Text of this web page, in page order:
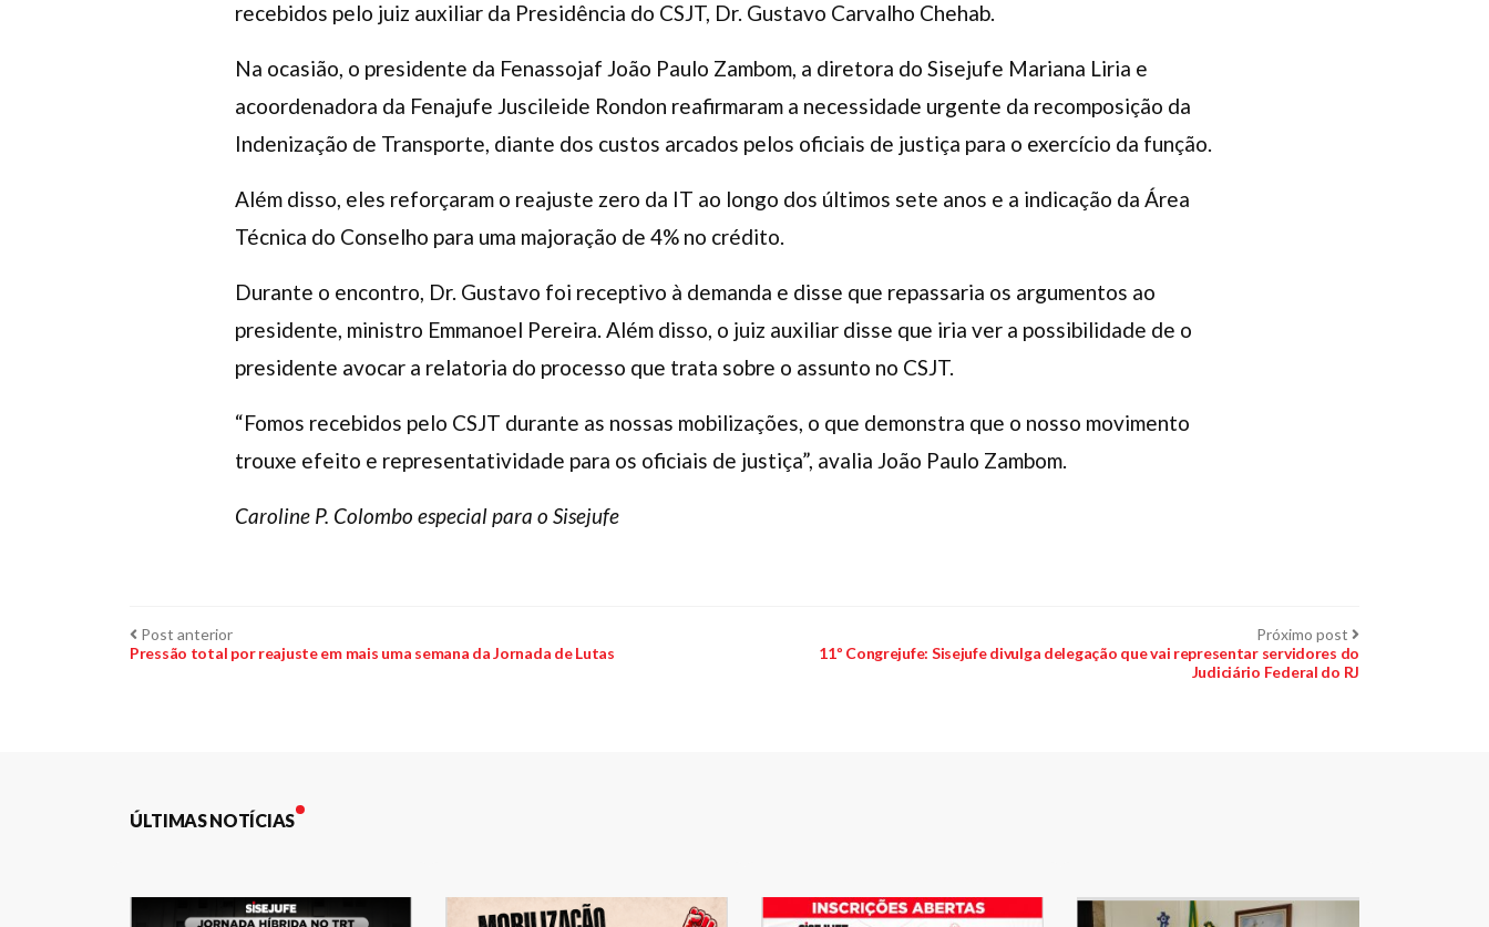
recebidos pelo juiz auxiliar da Presidência do CSJT, Dr. Gustavo Carvalho Chehab.
Na ocasião, o presidente da Fenassojaf João Paulo Zambom, a diretora do Sisejufe Mariana Liria e
acoordenadora da Fenajufe Juscileide Rondon reafirmaram a necessidade urgente da recomposição da
Indenização de Transporte, diante dos custos arcados pelos oficiais de justiça para o exercício da função.
Além disso, eles reforçaram o reajuste zero da IT ao longo dos últimos sete anos e a indicação da Área
Técnica do Conselho para uma majoração de 4% no crédito.
Durante o encontro, Dr. Gustavo foi receptivo à demanda e disse que repassaria os argumentos ao
presidente, ministro Emmanoel Pereira. Além disso, o juiz auxiliar disse que iria ver a possibilidade de o
presidente avocar a relatoria do processo que trata sobre o assunto no CSJT.
“Fomos recebidos pelo CSJT durante as nossas mobilizações, o que demonstra que o nosso movimento
trouxe efeito e representatividade para os oficiais de justiça”, avalia João Paulo Zambom.
Caroline P. Colombo especial para o Sisejufe
Navegação
Post anteriorPost
anterior:
Pressão total por reajuste em mais uma semana da Jornada de Lutas
Próximo post Próximo
11º Congrejufe: Sisejufe divulga delegação que vai representar servidores do
Judiciário Federal do RJ
ÚLTIMAS NOTÍCIAS